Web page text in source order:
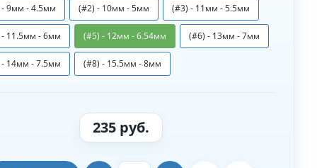
- 9мм - 4.5мм
(#2) - 10мм - 5мм (#3) - 11мм - 5.5мм
11.5мм - 6мм (#5) - 12мм - 6.54мм (#6) - 13мм - 7мм
14мм - 7.5мм (#8) - 15.5мм - 8мм
235 руб.